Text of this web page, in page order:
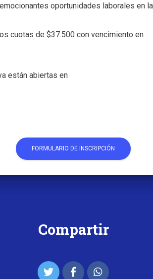
oportunidades laborales en la
cuotas de $37.500 con vencimiento en
están abiertas en
FORMULARIO DE INSCRIPCIÓN
Compartir